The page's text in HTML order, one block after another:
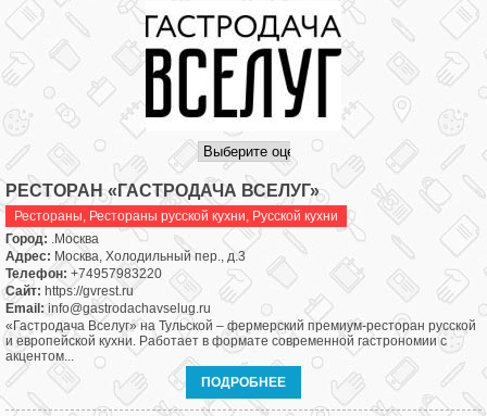
РЕСТОРАН «ГАСТРОДАЧА ВСЕЛУГ»
Рестораны, Рестораны русской кухни, Русской кухни
Город: .Москва
Адрес: Москва, Холодильный пер., д.3
Телефон: +74957983220
Сайт: https://gvrest.ru
Email: info@gastrodachavselug.ru
«Гастродача Вселуг» на Тульской – фермерский премиум-ресторан русской
и европейской кухни. Работает в формате современной гастрономии с
акцентом...
ПОДРОБНЕЕ